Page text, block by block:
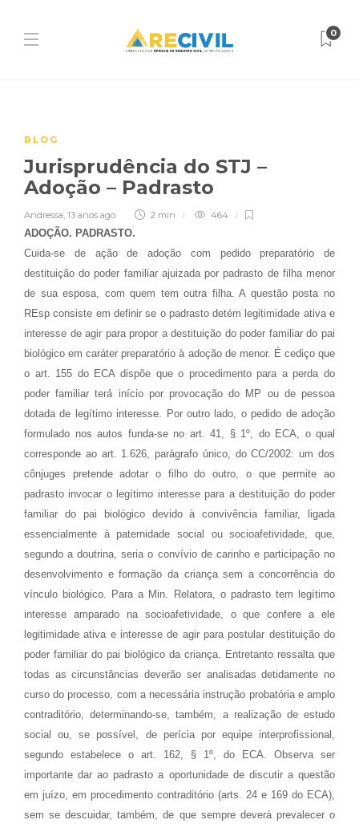
0
BLOG
Jurisprudência do STJ –
Adoção – Padrasto
Andressa, 13 anos ago 2 min 464
ADOÇÃO. PADRASTO.
Cuida-se de ação de adoção com pedido preparatório de
destituição do poder familiar ajuizada por padrasto de filha menor
de sua esposa, com quem tem outra filha. A questão posta no
REsp consiste em definir se o padrasto detém legitimidade ativa e
interesse de agir para propor a destituição do poder familiar do pai
biológico em caráter preparatório à adoção de menor. É cediço que
o art. 155 do ECA dispõe que o procedimento para a perda do
poder familiar terá início por provocação do MP ou de pessoa
dotada de legítimo interesse. Por outro lado, o pedido de adoção
formulado nos autos funda-se no art. 41, § 1º, do ECA, o qual
corresponde ao art. 1.626, parágrafo único, do CC/2002: um dos
cônjuges pretende adotar o filho do outro, o que permite ao
padrasto invocar o legítimo interesse para a destituição do poder
familiar do pai biológico devido à convivência familiar, ligada
essencialmente à paternidade social ou socioafetividade, que,
segundo a doutrina, seria o convívio de carinho e participação no
desenvolvimento e formação da criança sem a concorrência do
vínculo biológico. Para a Min. Relatora, o padrasto tem legítimo
interesse amparado na socioafetividade, o que confere a ele
legitimidade ativa e interesse de agir para postular destituição do
poder familiar do pai biológico da criança. Entretanto ressalta que
todas as circunstâncias deverão ser analisadas detidamente no
curso do processo, com a necessária instrução probatória e amplo
contraditório, determinando-se, também, a realização de estudo
social ou, se possível, de perícia por equipe interprofissional,
segundo estabelece o art. 162, § 1º, do ECA. Observa ser
importante dar ao padrasto a oportunidade de discutir a questão
em juízo, em procedimento contraditório (arts. 24 e 169 do ECA),
sem se descuidar, também, de que sempre deverá prevalecer o